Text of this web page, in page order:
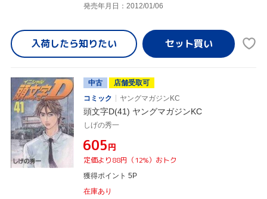
発売年月日：2012/01/06
入荷したら知りたい
中古
店舗受取可
コミック
ヤングマガジンKC
頭文字D(41) ヤングマガジンKC
しげの秀一
¥605円
定価より88円（12%）おトク
獲得ポイント 5P
在庫あり